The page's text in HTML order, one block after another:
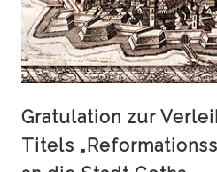
Gratulation zur
Titels